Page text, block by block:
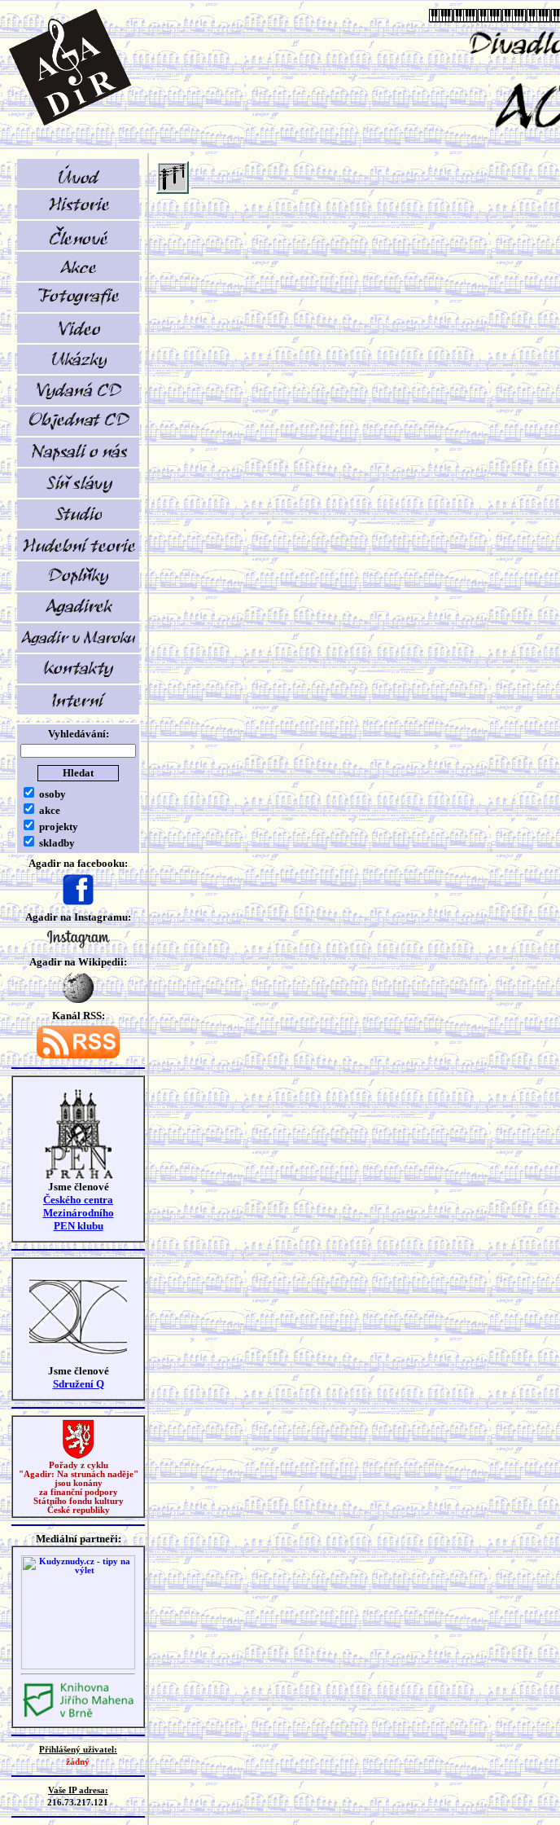
Vyhledávání:
osoby
akce
projekty
skladby
Agadir na facebooku:
Agadir na Instagramu:
Agadir na Wikipedii:
Kanál RSS:
Jsme členové
Českého centra
Mezinárodního
PEN klubu
Jsme členové
Sdružení Q
Pořady z cyklu
"Agadir: Na strunách naděje"
jsou konány
za finanční podpory
Státního fondu kultury
České republiky
Mediální partneři:
Přihlášený uživatel:
žádný
Vaše IP adresa:
216.73.217.121